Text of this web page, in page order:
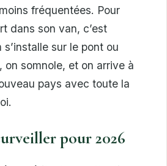
fréquentées. Pour
dans son van, c’est
sur le pont ou
on somnole, et on arrive à
pays avec toute la
pour 2026